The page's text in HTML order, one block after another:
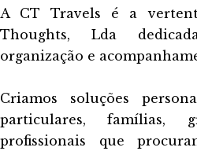
A CT Travels é a
Thoughts, Lda
organização e
Criamos soluções
particulares, famílias,
profissionais que